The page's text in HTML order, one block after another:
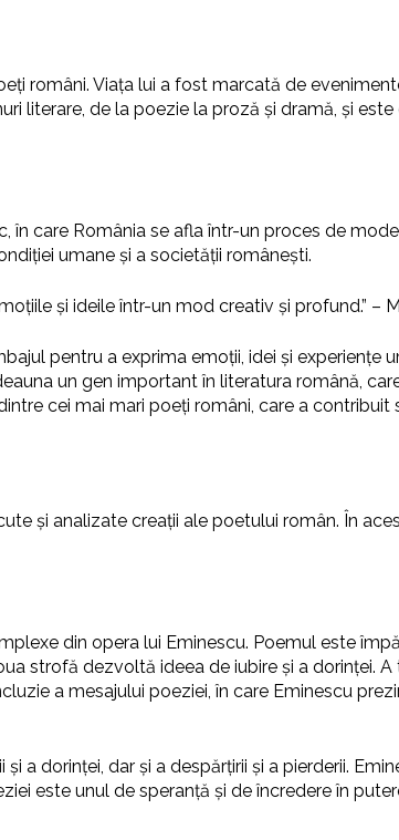
români. Viața lui a fost marcată de
literare, de la poezie la proză și dramă, și
în care România se afla într-un proces de
umane și a societății românești.
și ideile într-un mod creativ și profund.” –
pentru a exprima emoții, idei și experiențe
un gen important în literatura română,
cei mai mari poeți români, care a
și analizate creații ale poetului român. În
din opera lui Eminescu. Poemul este
strofă dezvoltă ideea de iubire și a dorinței.
a mesajului poeziei, în care Eminescu
și a dorinței, dar și a despărțirii și a pierderii.
este unul de speranță și de încredere în